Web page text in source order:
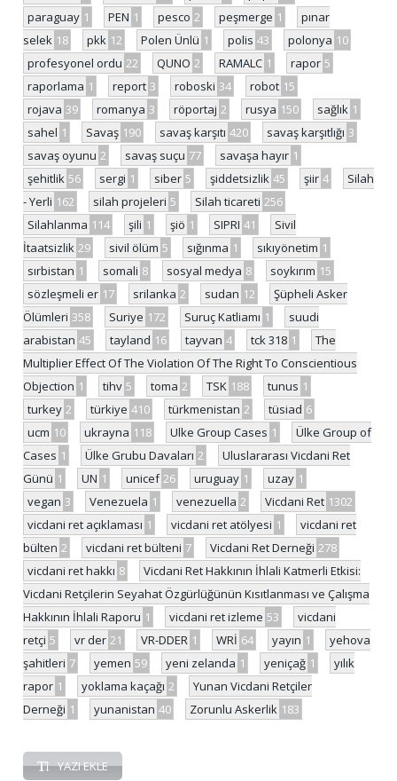
paraguay 1 PEN 1 pesco 2 peşmerge 1
pınar
selek 18 pkk 12 Polen Ünlü 1 polis 43 polonya 10
profesyonel ordu 22 QUNO 2 RAMALC 1 rapor 5
raporlama 1 report 3 roboski 34 robot 15
rojava 39 romanya 3 röportaj 2 rusya 150 sağlık 1
sahel 1 Savaş 190 savaş karşıtı 420 savaş karşıtlığı 3
savaş oyunu 2 savaş suçu 77 savaşa hayır 1
şehitlik 56 sergi 1 siber 5 şiddetsizlik 45 şiir 4
Silah
- Yerli 162 silah projeleri 5 Silah ticareti 256
Silahlanma 114 şili 1 şiö 1 SIPRI 41
Sivil
İtaatsizlik 29 sivil ölüm 5 sığınma 1 sıkıyönetim 1
sırbistan 1 somali 8 sosyal medya 8 soykırım 15
sözleşmeli er 17 srilanka 2 sudan 12
Şüpheli Asker
Ölümleri 358 Suriye 172 Suruç Katliamı 1
suudi
arabistan 45 tayland 16 tayvan 4 tck 318 1
The
Multiplier Effect Of The Violation Of The Right To Conscientious
Objection 1 tihv 5 toma 2 TSK 188 tunus 1
turkey 2 türkiye 410 türkmenistan 2 tüsiad 6
ucm 10 ukrayna 118 Ulke Group Cases 1
Ülke Group of
Cases 1 Ülke Grubu Davaları 2
Uluslararası Vicdani Ret
Günü 1 UN 1 unicef 26 uruguay 1 uzay 1
vegan 3 Venezuela 1 venezuella 2 Vicdani Ret 1302
vicdani ret açıklaması 1 vicdani ret atölyesi 1
vicdani ret
bülten 2 vicdani ret bülteni 7 Vicdani Ret Derneği 278
vicdani ret hakkı 8
Vicdani Ret Hakkının İhlali Katmerli Etkisi:
Vicdani Retçilerin Seyahat Özgürlüğünün Kısıtlanması ve Çalışma
Hakkının İhlali Raporu 1 vicdani ret izleme 53
vicdani
retçi 5 vr der 21 VR-DDER 1 WRİ 64 yayın 1
yehova
şahitleri 7 yemen 59 yeni zelanda 1 yeniçağ 1
yılık
rapor 1 yoklama kaçağı 2
Yunan Vicdani Retçiler
Derneği 1 yunanistan 40 Zorunlu Askerlik 183
YAZI EKLE